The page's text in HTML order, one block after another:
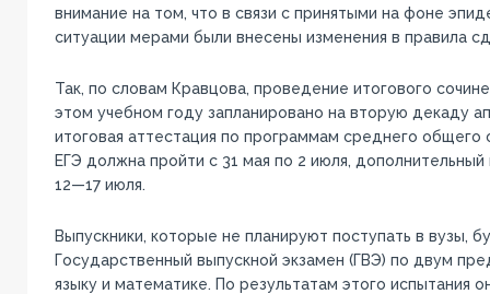
внимание на том, что в связи с принятыми на фоне
ситуации мерами были внесены изменения в правила
Так, по словам Кравцова, проведение итогового
этом учебном году запланировано на вторую декаду
итоговая аттестация по программам среднего общего
ЕГЭ должна пройти с 31 мая по 2 июля,
12—17 июля.
Выпускники, которые не планируют поступать в вузы,
Государственный выпускной экзамен (ГВЭ) по двум
языку и математике. По результатам этого испытания